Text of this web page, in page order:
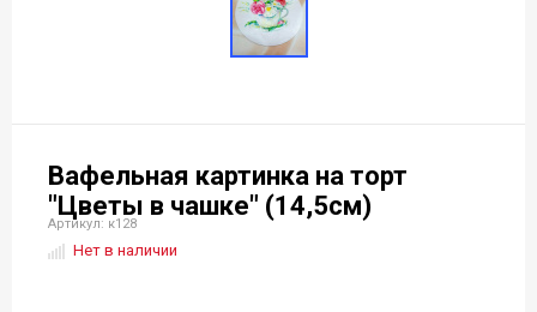
Вафельная картинка на торт
"Цветы в чашке" (14,5см)
Артикул: к128
Нет в наличии